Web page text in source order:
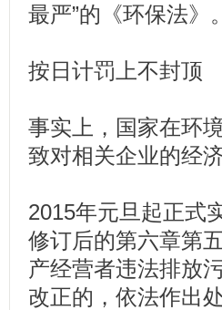
最严”的《环保法》。
按日计罚上不封顶
事实上，国家在环
致对相关企业的经
2015年元旦起正式
修订后的第六章第
产经营者违法排放
改正的，依法作出